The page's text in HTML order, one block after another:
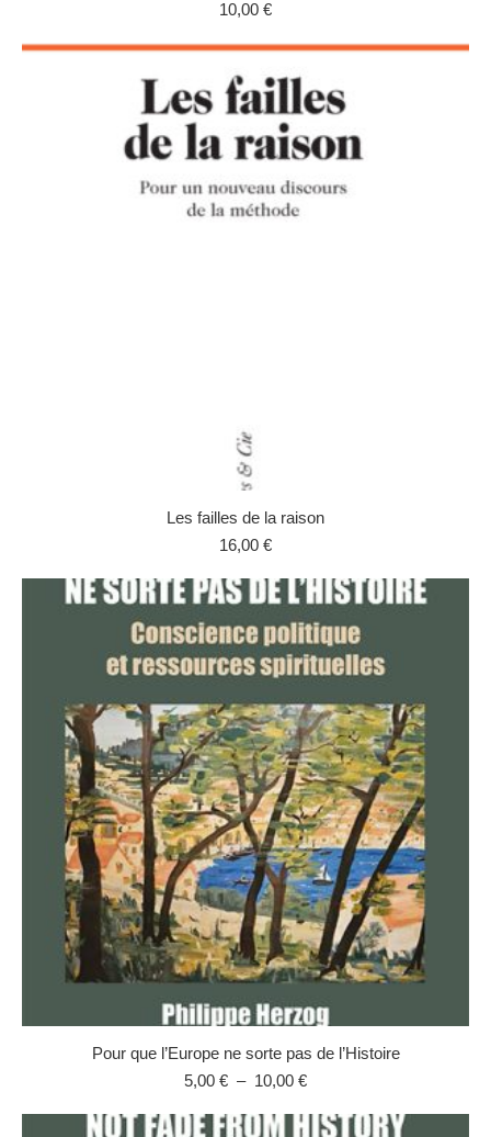
10,00 €
Les failles de la raison
16,00 €
Pour que l’Europe ne sorte pas de l’Histoire
5,00 € – 10,00 €Plage
prix :